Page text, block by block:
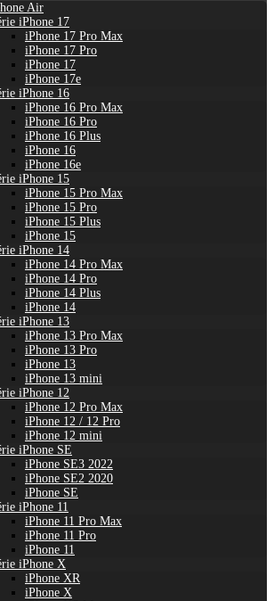
Air
iPhone 17
iPhone 17 Pro Max
iPhone 17 Pro
iPhone 17
iPhone 17e
iPhone 16
iPhone 16 Pro Max
iPhone 16 Pro
iPhone 16 Plus
iPhone 16
iPhone 16e
iPhone 15
iPhone 15 Pro Max
iPhone 15 Pro
iPhone 15 Plus
iPhone 15
iPhone 14
iPhone 14 Pro Max
iPhone 14 Pro
iPhone 14 Plus
iPhone 14
iPhone 13
iPhone 13 Pro Max
iPhone 13 Pro
iPhone 13
iPhone 13 mini
iPhone 12
iPhone 12 Pro Max
iPhone 12 / 12 Pro
iPhone 12 mini
iPhone SE
iPhone SE3 2022
iPhone SE2 2020
iPhone SE
iPhone 11
iPhone 11 Pro Max
iPhone 11 Pro
iPhone 11
iPhone X
iPhone XR
iPhone X